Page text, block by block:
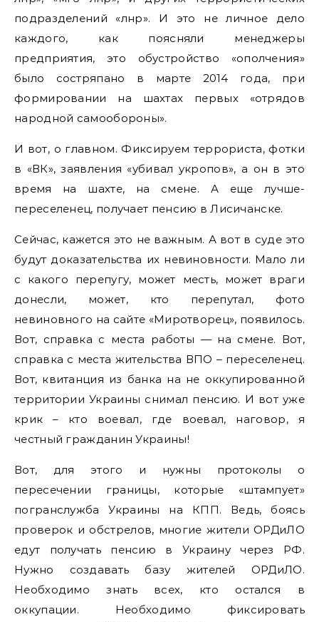
подразделений «лнр». И это не личное дело
каждого, как поясняли менеджеры
предприятия, это обустройство «ополчения»
было состряпано в марте 2014 года, при
формировании на шахтах первых «отрядов
народной самообороны».
И вот, о главном. Фиксируем террориста, фотки
в «ВК», заявления «убивал укропов», а он в это
время на шахте, на смене. А еще лучше-
переселенец, получает пенсию в Лисичанске.
Сейчас, кажется это не важным. А вот в суде это
будут доказательства их невиновности. Мало ли
с какого перепугу, может месть, может враги
донесли, может, кто перепутал, фото
невиновного на сайте «Миротворец», появилось.
Вот, справка с места работы — на смене. Вот,
справка с места жительства ВПО – переселенец.
Вот, квитанция из банка на не оккупированной
территории Украины снимал пенсию. И вот уже
крик – кто воевал, где воевал, наговор, я
честный гражданин Украины!
Вот, для этого и нужны протоколы о
пересечении границы, которые «штампует»
погранслужба Украины на КПП. Ведь, боясь
проверок и обстрелов, многие жители ОРДиЛО
едут получать пенсию в Украину через РФ.
Нужно создавать базу жителей ОРДиЛО.
Необходимо знать всех, кто остался в
оккупации. Необходимо фиксировать